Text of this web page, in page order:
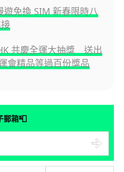
遊免換 SIM 新春限時八
共慶全運大抽獎 送出
會精品等過百份獎品
郵箱📮